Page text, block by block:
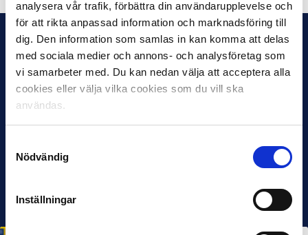
analysera vår trafik, förbättra din användarupplevelse och
för att rikta anpassad information och marknadsföring till
dig. Den information som samlas in kan komma att delas
med sociala medier och annons- och analysföretag som
vi samarbeter med. Du kan nedan välja att acceptera alla
cookies eller välja vilka cookies som du vill ska
användas.
Nödvändig
Inställningar